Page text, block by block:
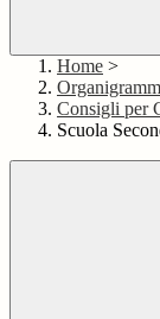
Home >
Consigli per
Scuola